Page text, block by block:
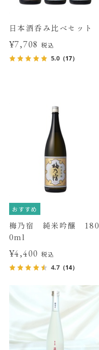
日本酒呑み比べセット
¥7,708税込
5.0（17）
おすすめ
梅乃宿 純米吟醸 180
0ml
¥4,400税込
4.7（14）